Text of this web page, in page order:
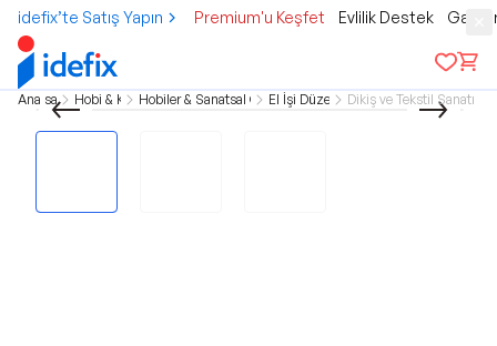
idefix’te Satış Yapın Premium'u Keşfet Evlilik Destek
Ana sayfa Hobi & KültürHobiler & Sanatsal ÇalışmalarEl İşi DüzenlemeDikiş ve Tekstil Sanatı